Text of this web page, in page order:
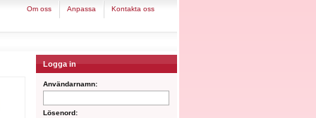
om oss anpassa kontakta oss
Logga in
Användarnamn:
Lösenord: